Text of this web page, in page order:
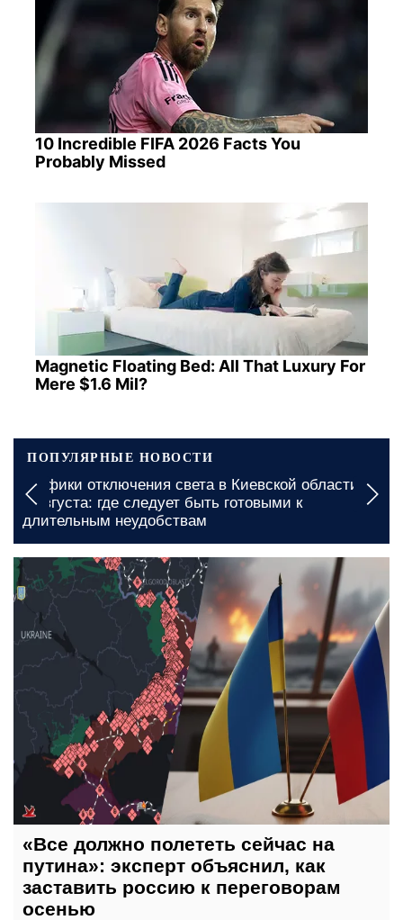
10 Incredible FIFA 2026 Facts You
Probably Missed
Magnetic Floating Bed: All That Luxury For
Mere $1.6 Mil?
ПОПУЛЯРНЫЕ НОВОСТИ
Электричества долго не будет: названы
населенные пункты, где вводят графики
отключения света в Кировоградской области на 7
5 августа, 09:00
«Все должно полететь сейчас на
путина»: эксперт объяснил, как
заставить россию к переговорам
осенью